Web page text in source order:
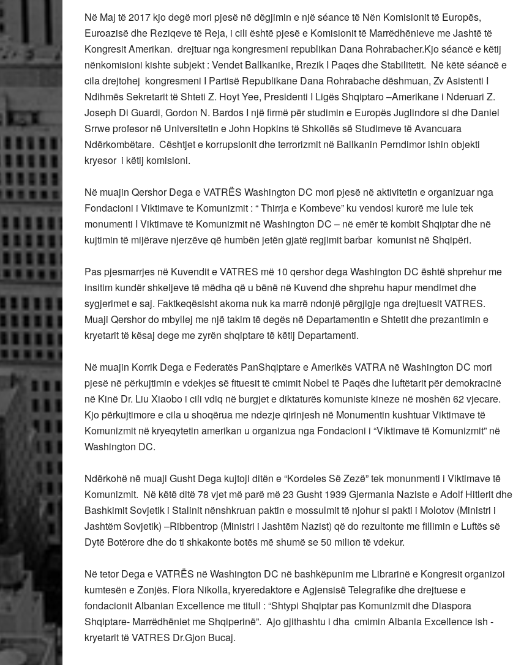
Në Maj të 2017 kjo degë mori pjesë në dëgjimin e një séance të Nën Komisionit të Europës,
Euroazisë dhe Reziqeve të Reja, i cili është pjesë e Komisionit të Marrëdhënieve me Jashtë të
Kongresit Amerikan. drejtuar nga kongresmeni republikan Dana Rohrabacher.Kjo séancë e këtij
nënkomisioni kishte subjekt : Vendet Ballkanike, Rrezik I Paqes dhe Stabilitetit. Në këtë séancë e
cila drejtohej kongresmeni I Partisë Republikane Dana Rohrabache dëshmuan, Zv Asistenti I
Ndihmës Sekretarit të Shteti Z. Hoyt Yee, Presidenti I Ligës Shqiptaro –Amerikane i Nderuari Z.
Joseph Di Guardi, Gordon N. Bardos I një firmë për studimin e Europës Juglindore si dhe Daniel
Srrwe profesor në Universitetin e John Hopkins të Shkollës së Studimeve të Avancuara
Ndërkombëtare. Cështjet e korrupsionit dhe terrorizmit në Ballkanin Perndimor ishin objekti
kryesor i këtij komisioni.
Në muajin Qershor Dega e VATRËS Washington DC mori pjesë në aktivitetin e organizuar nga
Fondacioni i Viktimave te Komunizmit : “ Thirrja e Kombeve” ku vendosi kurorë me lule tek
monumenti I Viktimave të Komunizmit në Washington DC – në emër të kombit Shqiptar dhe në
kujtimin të mijërave njerzëve që humbën jetën gjatë regjimit barbar komunist në Shqipëri.
Pas pjesmarrjes në Kuvendit e VATRES më 10 qershor dega Washington DC është shprehur me
insitim kundër shkeljeve të mëdha që u bënë në Kuvend dhe shprehu hapur mendimet dhe
sygjerimet e saj. Faktkeqësisht akoma nuk ka marrë ndonjë përgjigje nga drejtuesit VATRES.
Muaji Qershor do mbyllej me një takim të degës në Departamentin e Shtetit dhe prezantimin e
kryetarit të kësaj dege me zyrën shqiptare të këtij Departamenti.
Në muajin Korrik Dega e Federatës PanShqiptare e Amerikës VATRA në Washington DC mori
pjesë në përkujtimin e vdekjes së fituesit të cmimit Nobel të Paqës dhe luftëtarit për demokracinë
në Kinë Dr. Liu Xiaobo i cili vdiq në burgjet e diktaturës komuniste kineze në moshën 62 vjecare.
Kjo përkujtimore e cila u shoqërua me ndezje qirinjesh në Monumentin kushtuar Viktimave të
Komunizmit në kryeqytetin amerikan u organizua nga Fondacioni i “Viktimave të Komunizmit” në
Washington DC.
Ndërkohë në muaji Gusht Dega kujtoji ditën e “Kordeles Së Zezë” tek monunmenti i Viktimave të
Komunizmit. Në këtë ditë 78 vjet më parë më 23 Gusht 1939 Gjermania Naziste e Adolf Hitlerit dhe
Bashkimit Sovjetik i Stalinit nënshkruan paktin e mossulmit të njohur si pakti i Molotov (Ministri i
Jashtëm Sovjetik) –Ribbentrop (Ministri i Jashtëm Nazist) që do rezultonte me fillimin e Luftës së
Dytë Botërore dhe do ti shkakonte botës më shumë se 50 milion të vdekur.
Në tetor Dega e VATRËS në Washington DC në bashkëpunim me Librarinë e Kongresit organizoi
kumtesën e Zonjës. Flora Nikolla, kryeredaktore e Agjensisë Telegrafike dhe drejtuese e
fondacionit Albanian Excellence me titull : “Shtypi Shqiptar pas Komunizmit dhe Diaspora
Shqiptare- Marrëdhëniet me Shqiperinë”. Ajo gjithashtu i dha cmimin Albania Excellence ish -
kryetarit të VATRES Dr.Gjon Bucaj.